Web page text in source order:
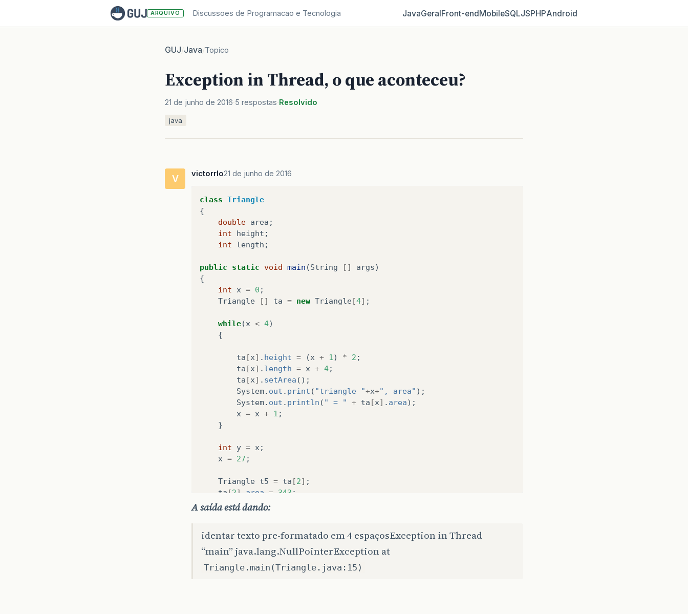
ARQUIVO Discussoes de Programacao e Tecnologia JavaGeralFront‑endMobileSQLJSPHPAndroid
GUJ/Java/Topico
Exception in Thread, o que aconteceu?
21 de junho de 2016 5 respostas Resolvido
java
V victorrlo21 de junho de 2016
class Triangle
{
double area ;
int
height ;
int
length ;
public static void main (String [] args)
{
int
x = 0 ;
Triangle
[] ta = new Triangle[4] ;
while(x < 4)
{
ta [x] . height = (x + 1 ) * 2 ;
ta [x] . length = x + 4;
ta [x] . setArea ();
System. out . print ( "triangle "+x+", area" );
System. out . println ( " = " + ta [x] . area);
x = x + 1 ;
}
int y = x ;
x = 27 ;
Triangle t5 = ta [2] ;
ta [2] area = 343 ;
System.out.print
void setArea ()
area = (height * length) /2 ;
A saída está dando:
identar texto pre-formatado em 4 espaçosException in Thread
“main” java.lang.NullPointerException at
Triangle.main(Triangle.java:15)